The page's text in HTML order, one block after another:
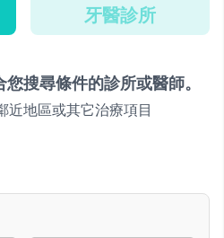
牙醫診所
搜尋條件的診所或醫師。
近地區或其它治療項目